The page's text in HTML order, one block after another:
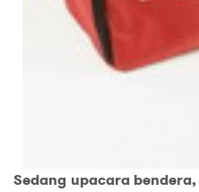
Sedang upacara